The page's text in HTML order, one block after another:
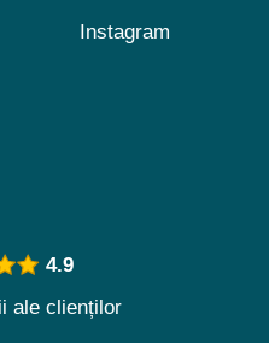
Instagram
4.9
ale clienților